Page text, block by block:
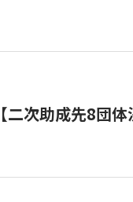
【二次助成先8団